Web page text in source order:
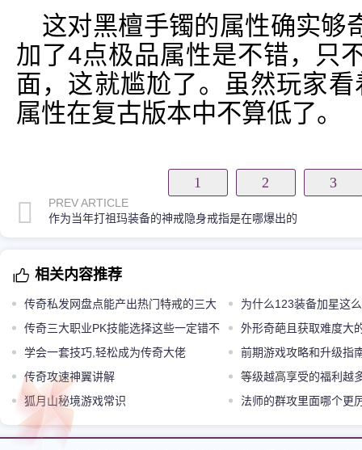
这对黑檀手镯的属性确实够
加了4点极品属性是不错，只
面，这就尴尬了。虽然玩家
属性在复古版本中不算低了。
1 2 3
PREV ARTICLE
作为当年打祖玛装备的神戒隐身戒指是在哪爆出的
相关内容推荐
传奇私发网盘点能产出热门特戒的三大
BOSS第三只容易被忽略
为什么123装备加星这
传奇三大职业PK技能选择这些一定错不
了
外形奇葩且获取难度大
学会一套技巧,轻松成为传奇大佬
前期游戏攻略和升级指
传奇攻速神翼讲解
等级越高享受的福利越
狐月山秘境游戏常识
法师的群攻里面哪个更